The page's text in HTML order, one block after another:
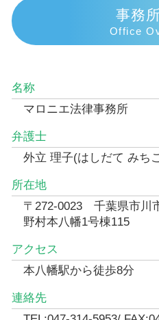
事務
Office
名称
マロニエ法律事務所
弁護士
外立 理子(はしだて みち
所在地
〒272-0023 千葉県市川
野村本八幡1号棟115
アクセス
本八幡駅から徒歩8分
連絡先